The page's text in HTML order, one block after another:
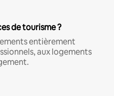
de tourisme ?
entièrement
aux logements